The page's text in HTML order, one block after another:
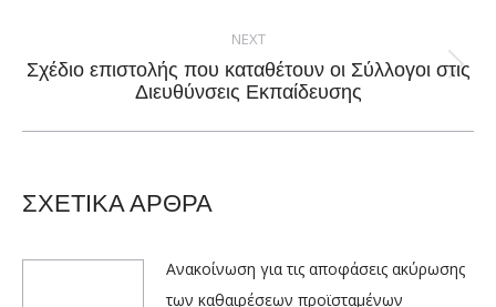
NEXT
Next
Σχέδιο επιστολής που καταθέτουν οι Σύλλογοι στις
Διευθύνσεις Εκπαίδευσης
ΣΧΕΤΙΚΑ ΑΡΘΡΑ
Ανακοίνωση για τις αποφάσεις ακύρωσης
των καθαιρέσεων προϊσταμένων